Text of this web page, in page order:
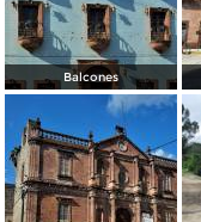
Balcones